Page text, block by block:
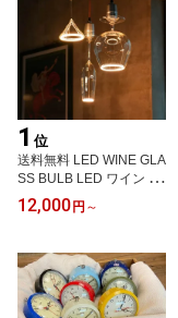
ン DULTON CH12-H463
1 位
送料無料 LED WINE GLA
SS BULB LED ワイン グ
ラス バルブ DS-0745CP
CHAMPAGNE GLASS D
LASS DS-0745BDY BRA
NDY GLASS DULTON ダ
ルトン
12,000 円 ～